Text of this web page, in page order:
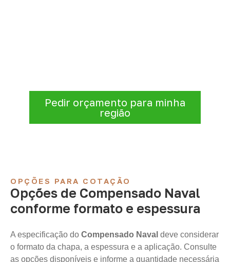
Pedir orçamento para minha
região
OPÇÕES PARA COTAÇÃO
Opções de Compensado Naval
conforme formato e espessura
A especificação do Compensado Naval deve considerar
o formato da chapa, a espessura e a aplicação. Consulte
as opções disponíveis e informe a quantidade necessária